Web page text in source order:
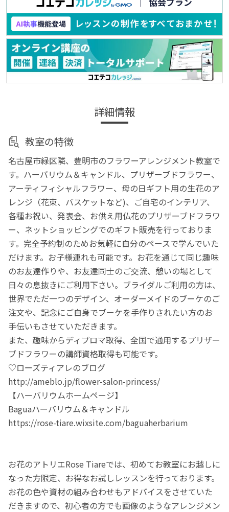
詳細情報
教室の特徴
名古屋市緑区隣、豊明市のフラワーアレンジメント教室で
す。ハーバリウム＆キャンドル、プリザーブドフラワー、
アーティフィシャルフラワー、母の日ギフト用の生花のア
レンジ（花束、バスケットなど)、ご自宅のインテリア、
各種お祝い、発表会、お供え用仏花のプリザーブドフラワ
ー、ネットショッピングでのギフト販売を行っておりま
す。完全予約制のためお気軽に自分のペースで学んでいた
だけます。お子様連れも可能です。お花を通じて同じ趣味
のお友達作りや、お友達同士のご交流、憩いの場として
日々の息抜きにご利用下さい。ブライダルご利用の方は、
世界でただ一つのデザイン、オーダーメイドのブーケのご
注文や、記念にご自身でブーケを手作りされたい方のお
手伝いもさせていただきます。
また、趣味からディプロマ取得、全国で通用するプリザー
ブドフラワーの講師資格取得も可能です。
♡ローズティアレのブログ
http://ameblo.jp/flower-salon-princess/
【ハーバリウムホームページ】
Baguaハーバリウム＆キャンドル
https://rose-tiare.wixsite.com/baguaherbarium
お花のアトリエRose Tiareでは、初めてお教室にお越しに
なった方限定、お得なお試しレッスンを行っております。
お花の色や資材の組み合わせもアドバイスをさせていた
だきますので、初心者の方でも画像のようなアレンジメン